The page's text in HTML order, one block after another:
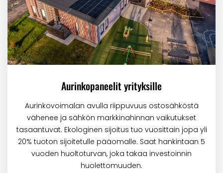
Aurinkopaneelit yrityksille
Aurinkovoimalan avulla riippuvuus ostosähköstä
vähenee ja sähkön markkinahinnan vaikutukset
tasaantuvat. Ekologinen sijoitus tuo vuosittain jopa yli
20% tuoton sijoitetulle pääomalle. Saat hankintaan 5
vuoden huoltoturvan, joka takaa investoinnin
huolettomuuden.